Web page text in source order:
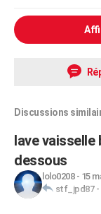
Discussions
lave vaisselle
dessous
lolo0208- 15
stf_jpd87-